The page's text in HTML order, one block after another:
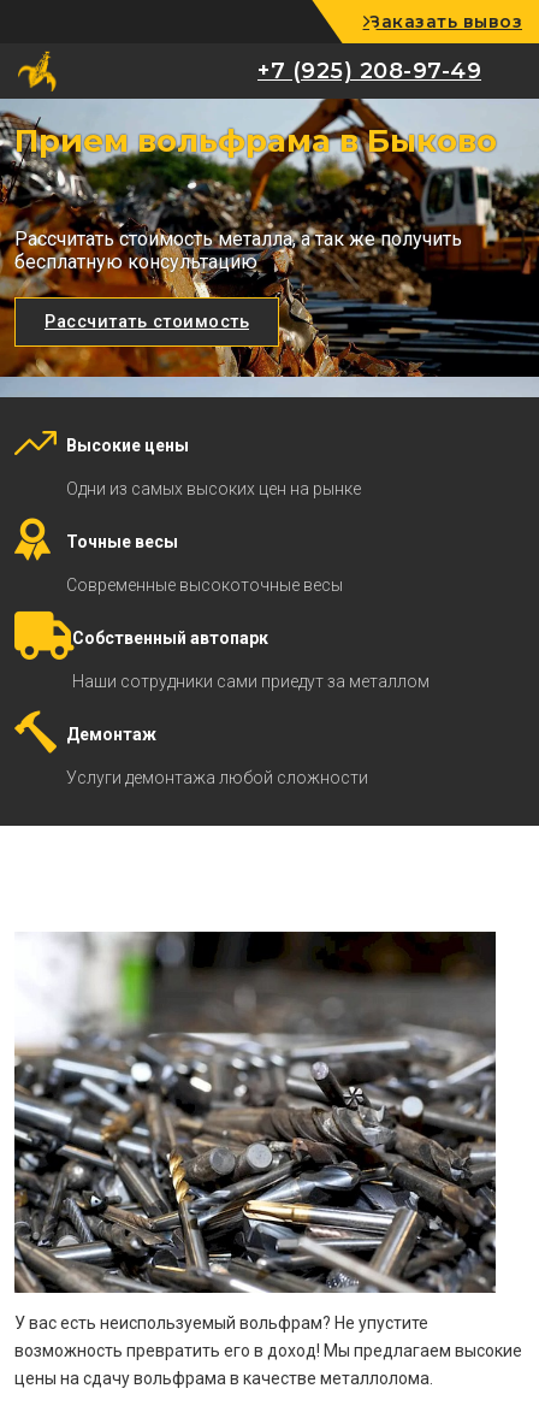
+7 (925) 208-97-49
Заказать вывоз
+7 (925) 208-97-49
Прием вольфрама в Быково
Рассчитать стоимость металла, а так же получить
бесплатную консультацию
Рассчитать стоимость
Высокие цены
Одни из самых высоких цен на рынке
Точные весы
Современные высокоточные весы
Собственный автопарк
Наши сотрудники сами приедут за металлом
Демонтаж
Услуги демонтажа любой сложности
У вас есть неиспользуемый вольфрам? Не упустите
возможность превратить его в доход! Мы предлагаем высокие
цены на сдачу вольфрама в качестве металлолома.